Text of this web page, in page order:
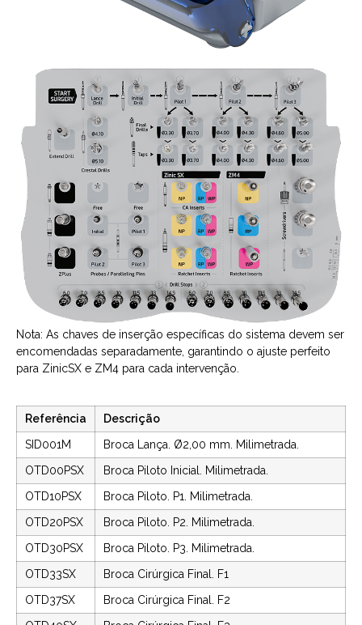
Nota: As chaves de inserção específicas do sistema devem ser
encomendadas separadamente, garantindo o ajuste perfeito
para ZinicSX e ZM4 para cada intervenção.
Referência
Descrição
SID001M
Broca Lança. Ø2,00 mm. Milimetrada.
OTD00PSX
Broca Piloto Inicial. Milimetrada.
OTD10PSX
Broca Piloto. P1. Milimetrada.
OTD20PSX
Broca Piloto. P2. Milimetrada.
OTD30PSX
Broca Piloto. P3. Milimetrada.
OTD33SX
Broca Cirúrgica Final. F1
OTD37SX
Broca Cirúrgica Final. F2